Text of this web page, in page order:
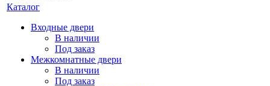
Каталог
Входные двери
В наличии
Под заказ
Межкомнатные двери
В наличии
Под заказ